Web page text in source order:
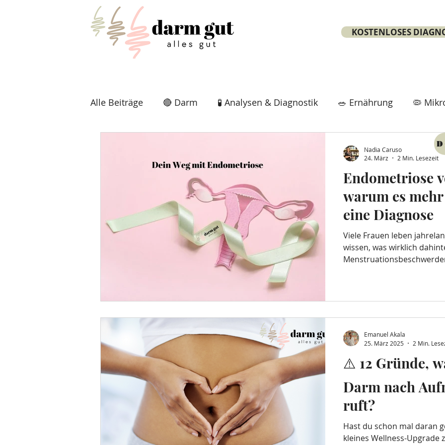
KOSTENLOSES
Alle Beiträge 🔴 Darm 🧪 Analysen & Diagnostik 🥗 Ernährung 🦠
🌿 TCM & Naturheilkunde 🧘 Lifestyle & Mindset 💊
Onlinekurs 🧑🏾‍💻 Onlinekurs
Endometriose
warum es
eine Diagnose
Viele Frauen leben
wissen, was wirklich
Endometriose ist keine
eine komplexe,
deshalb braucht es ein
Nadia Caruso
24. März
2 Min. Lesezeit
⚠️ 12 Gründe,
Darm nach
ruft?
Hast du schon mal daran
kleines Wellness-Upgrade
Emanuel Akala
25. März 2025
2 Min.